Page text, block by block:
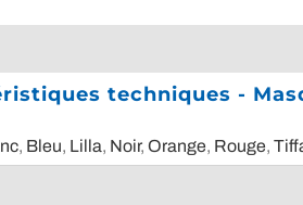
techniques -
, Bleu, Lilla, Noir, Orange, Rouge,